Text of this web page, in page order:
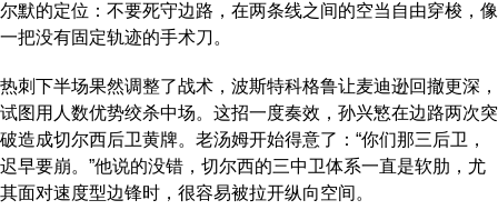
尔默的定位：不要死守边路，在两条线之间的空当自由穿梭，像
一把没有固定轨迹的手术刀。
热刺下半场果然调整了战术，波斯特科格鲁让麦迪逊回撤更深，
试图用人数优势绞杀中场。这招一度奏效，孙兴慜在边路两次突
破造成切尔西后卫黄牌。老汤姆开始得意了：“你们那三后卫，
迟早要崩。”他说的没错，切尔西的三中卫体系一直是软肋，尤
其面对速度型边锋时，很容易被拉开纵向空间。